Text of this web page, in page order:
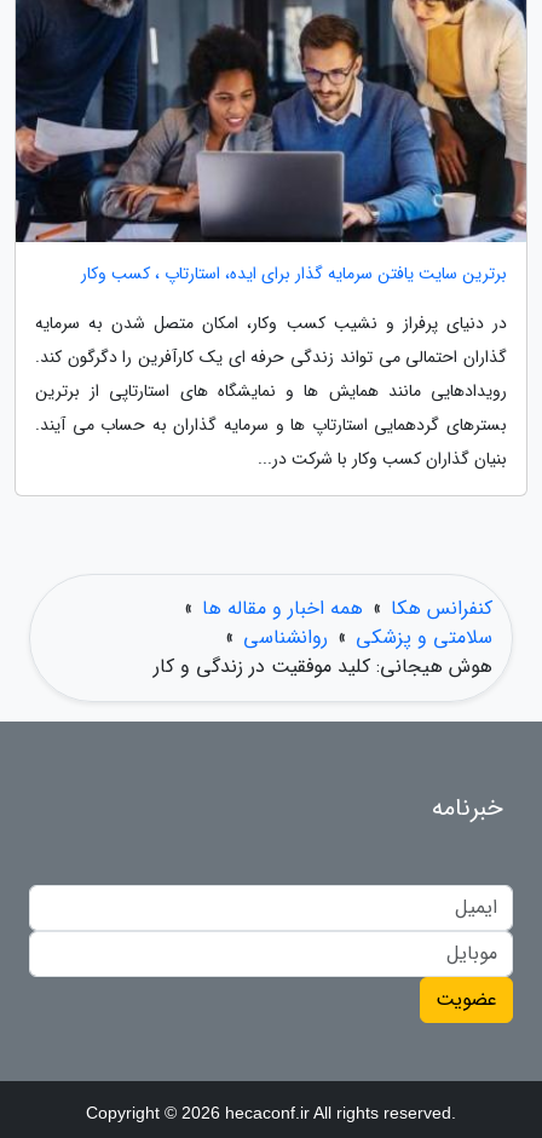
برترین سایت یافتن سرمایه گذار برای ایده، استارتاپ ، کسب وکار
در دنیای پرفراز و نشیب کسب وکار، امکان متصل شدن به سرمایه
گذاران احتمالی می تواند زندگی حرفه ای یک کارآفرین را دگرگون کند.
رویدادهایی مانند همایش ها و نمایشگاه های استارتاپی از برترین
بسترهای گردهمایی استارتاپ ها و سرمایه گذاران به حساب می آیند.
بنیان گذاران کسب وکار با شرکت در...
کنفرانس هکا » همه اخبار و مقاله ها »
سلامتی و پزشکی » روانشناسی »
هوش هیجانی: کلید موفقیت در زندگی و کار
خبرنامه
عضویت
Copyright © 2026 hecaconf.ir All rights reserved.